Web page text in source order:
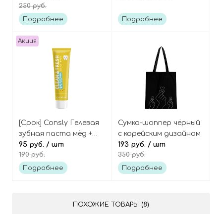
(пломбир) Dino's Smile
Kids Gel Toothpaste Ice
250 руб.
Подробнее
flex brush
Подробнее
Акция
[Срок] Consly Гелевая
зубная паста мёд +
лемонграсс
Clean&fresh gel
toothpaste honey &
95 руб. / шт
190 руб.
Подробнее
Сумка-шоппер чёрный
с корейским дизайном
193 руб. / шт
350 руб.
Подробнее
ПОХОЖИЕ ТОВАРЫ (8)